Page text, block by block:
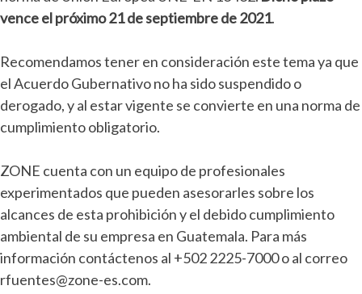
vence el próximo 21 de septiembre de 2021.
Recomendamos tener en consideración este tema ya que
el Acuerdo Gubernativo no ha sido suspendido o
derogado, y al estar vigente se convierte en una norma de
cumplimiento obligatorio.
ZONE cuenta con un equipo de profesionales
experimentados que pueden asesorarles sobre los
alcances de esta prohibición y el debido cumplimiento
ambiental de su empresa en Guatemala. Para más
información contáctenos al +502 2225-7000 o al correo
rfuentes@zone-es.com.